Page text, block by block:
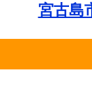
宮古島